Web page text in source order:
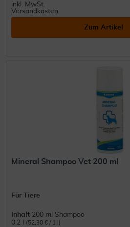
inkl. MwSt.
Versandkosten
Zum Artikel
Mineral Shampoo Vet 200 ml
Für Tiere
Inhalt 200 ml Shampoo
0.2 l
(52,30 € / 1 l)